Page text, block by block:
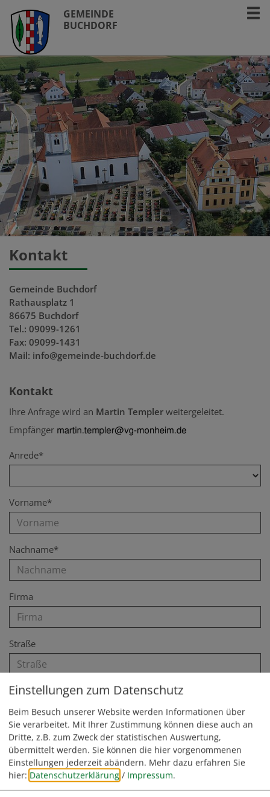
GEMEINDE
BUCHDORF
Kontakt
Gemeinde Buchdorf
Rathausplatz 1
86675 Buchdorf
Tel.: 09099-1261
Fax: 09099-1431
Mail: info@gemeinde-buchdorf.de
Kontakt
Ihre Anfrage wird an Martin Templer weitergeleitet.
Empfänger
Anrede*
Vorname*
Nachname*
Firma
Straße
PLZ
Ort
Telefon
Einstellungen zum Datenschutz
Beim Besuch unserer Website werden Informationen über
Sie verarbeitet. Mit Ihrer Zustimmung können diese auch an
Dritte, z.B. zum Zweck der statistischen Auswertung,
übermittelt werden. Sie können die hier vorgenommenen
Einstellungen jederzeit abändern. Mehr dazu erfahren Sie
hier: Datenschutzerklärung / Impressum.